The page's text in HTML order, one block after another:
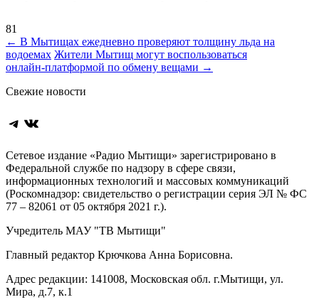
81
Навигация
по
← В Мытищах ежедневно проверяют толщину льда на
водоемах Жители Мытищ могут воспользоваться
онлайн‑платформой по обмену вещами →
Свежие новости
Telegram
ВКонтакте
Сетевое издание «Радио Мытищи» зарегистрировано в
Федеральной службе по надзору в сфере связи,
информационных технологий и массовых коммуникаций
(Роскомнадзор: свидетельство о регистрации серия ЭЛ № ФС
77 – 82061 от 05 октября 2021 г.).
Учредитель МАУ "ТВ Мытищи"
Главный редактор Крючкова Анна Борисовна.
Адрес редакции: 141008, Московская обл. г.Мытищи, ул.
Мира, д.7, к.1